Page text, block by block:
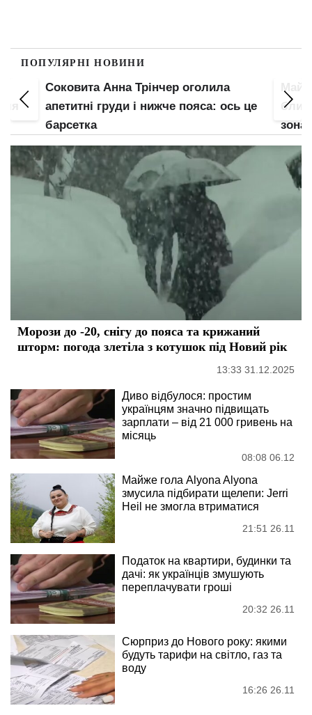
ПОПУЛЯРНІ НОВИНИ
Соковита Анна Трінчер оголила
апетитні груди і нижче пояса: ось це
барсетка
зона
Морози до -20, снігу до пояса та крижаний
шторм: погода злетіла з котушок під Новий рік
13:33 31.12.2025
Диво відбулося: простим
українцям значно підвищать
зарплати – від 21 000 гривень на
місяць
08:08 06.12
Майже гола Alyona Alyona
змусила підбирати щелепи: Jerri
Heil не змогла втриматися
21:51 26.11
Податок на квартири, будинки та
дачі: як українців змушують
переплачувати гроші
20:32 26.11
Сюрприз до Нового року: якими
будуть тарифи на світло, газ та
воду
16:26 26.11